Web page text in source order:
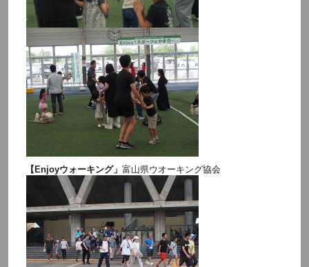
【Enjoyウォーキング」 富山県ウオーキング協会